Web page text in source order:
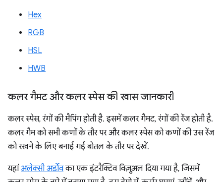
Hex
RGB
HSL
HWB
कलर गैमट और कलर स्पेस की खास जानकारी
कलर स्पेस, रंगों की मैपिंग होती है. इसमें कलर गैमट, रंगों की रेंज होती है.
कलर गैम को सभी कणों के तौर पर और कलर स्पेस को कणों की उस रेंज
को रखने के लिए बनाई गई बोतल के तौर पर देखें.
यहांअलेक्सी अर्डोवका एक इंटरैक्टिव विज़ुअल दिया गया है, जिसमें